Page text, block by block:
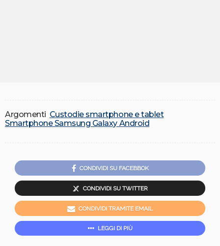
Argomenti Custodie smartphone e tablet
Smartphone Samsung Galaxy Android
CONDIVIDI SU FACEBBOK
CONDIVIDI SU TWITTER
CONDIVIDI TRAMITE EMAIL
LEGGI DI PIÙ